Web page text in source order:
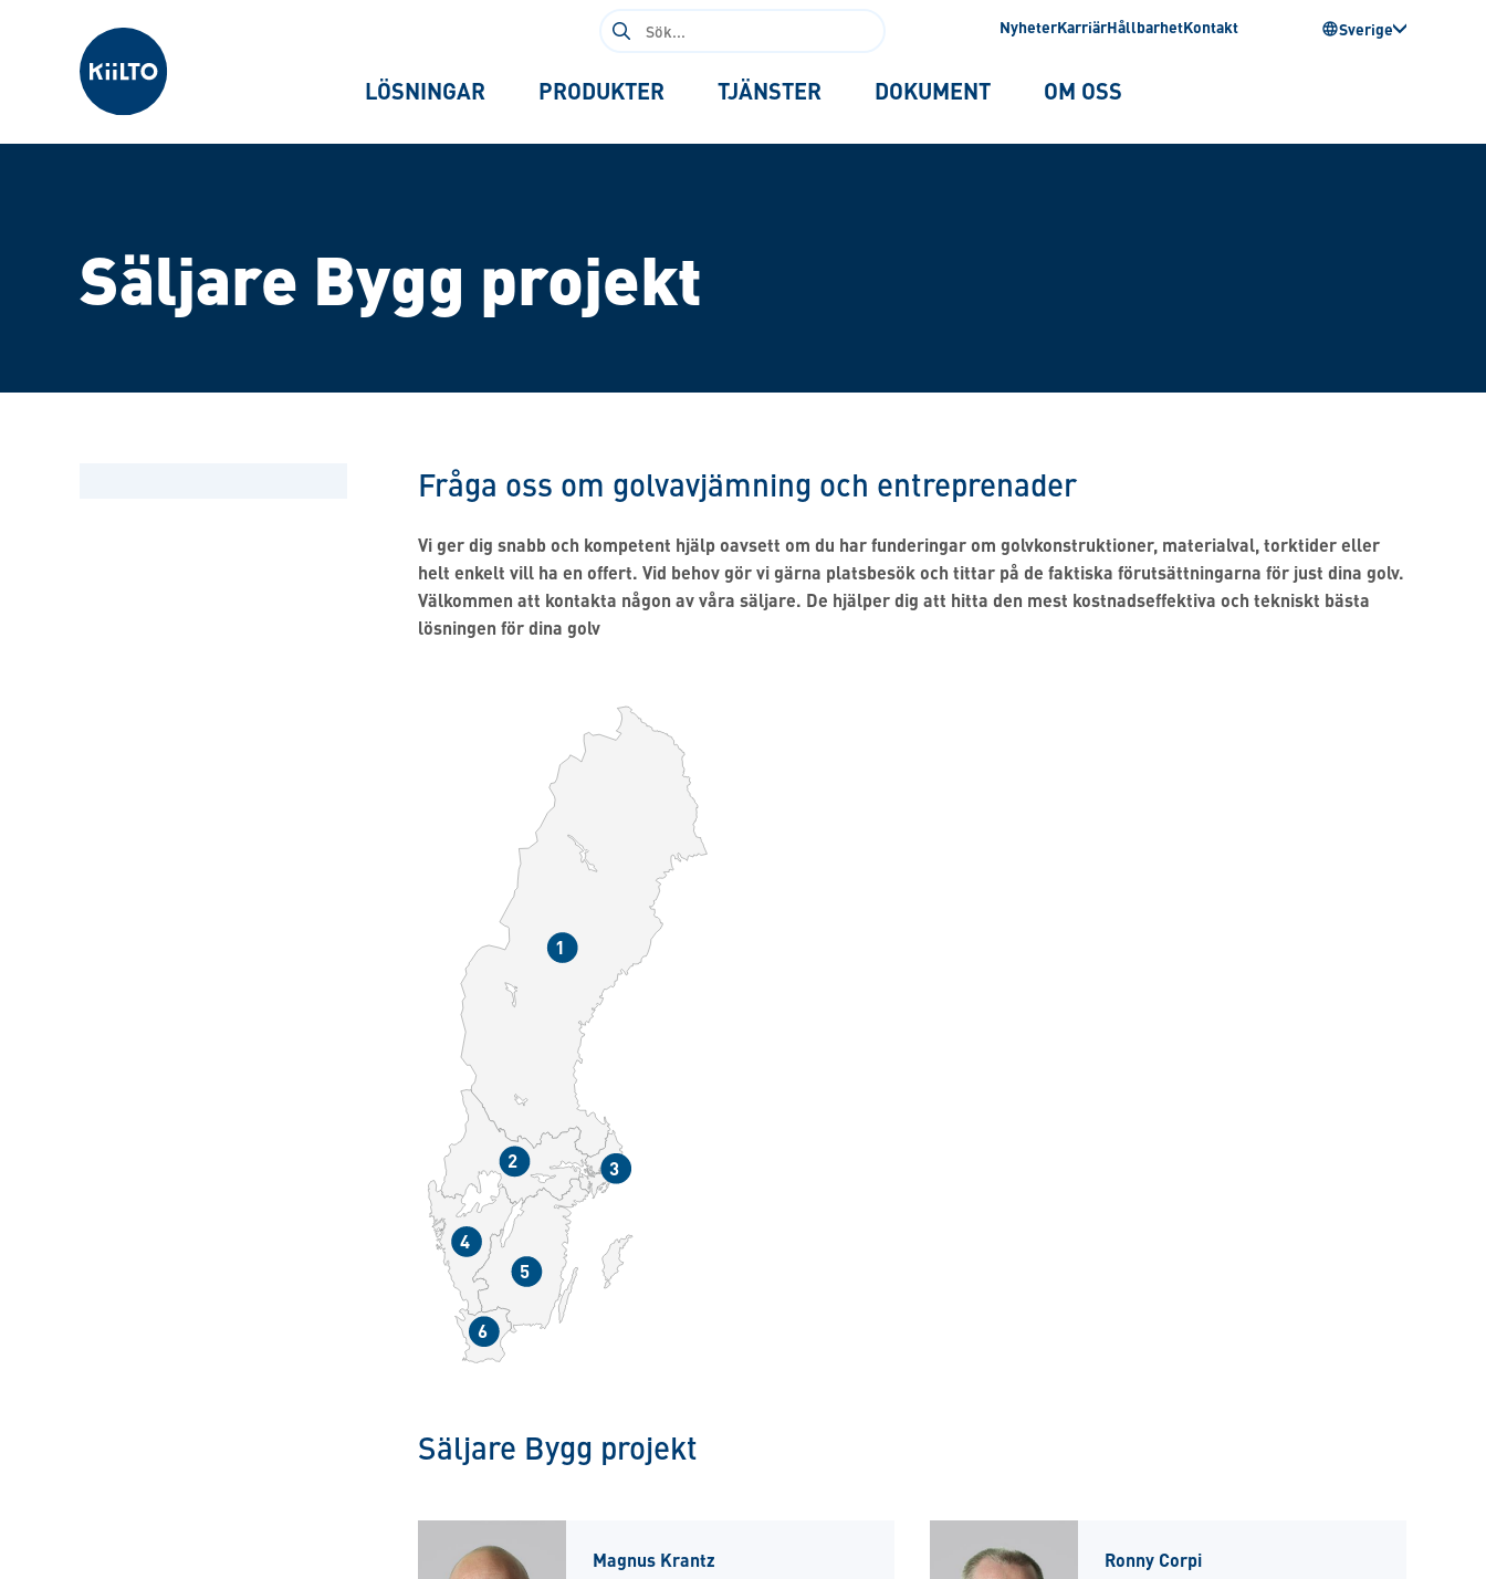
Kiilto Sweden
Sök
efter:
NyheterKarriärHållbarhetKontakt Sverige
LÖSNINGAR PRODUKTER TJÄNSTER DOKUMENT OM OSS
Säljare Bygg projekt
Fråga oss om golvavjämning och entreprenader
Vi ger dig snabb och kompetent hjälp oavsett om du har funderingar om golvkonstruktioner, materialval, torktider eller
helt enkelt vill ha en offert. Vid behov gör vi gärna platsbesök och tittar på de faktiska förutsättningarna för just dina golv.
Välkommen att kontakta någon av våra säljare. De hjälper dig att hitta den mest kostnadseffektiva och tekniskt bästa
lösningen för dina golv
1
2 3
4
5
6
Säljare Bygg projekt
Magnus Krantz
Ronny Corpi